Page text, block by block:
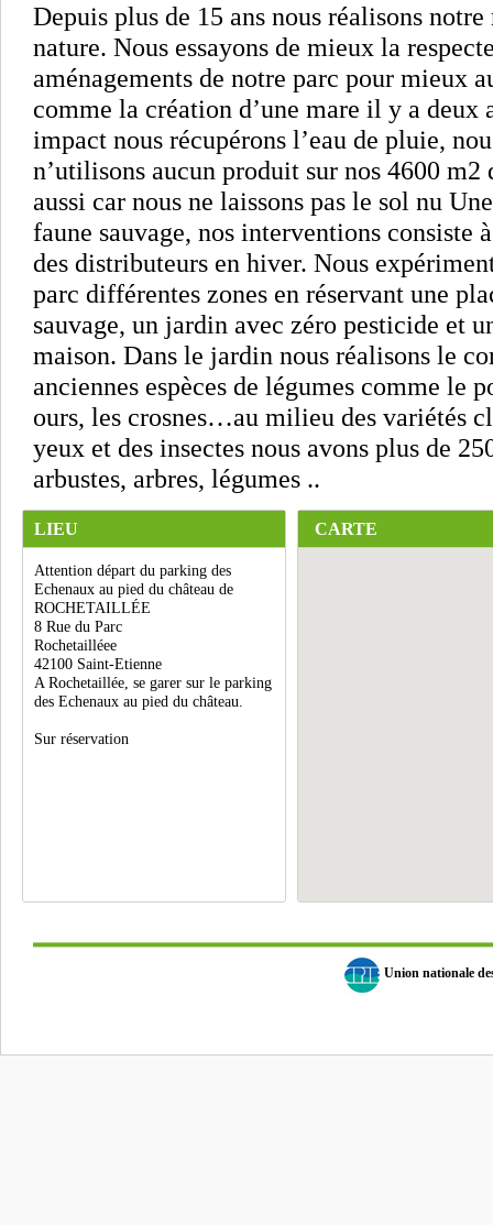
Depuis plus de 15 ans nous réalisons
nature. Nous essayons de mieux la
aménagements de notre parc pour mieux
comme la création d’une mare il y a deux
impact nous récupérons l’eau de pluie,
n’utilisons aucun produit sur nos 4600
aussi car nous ne laissons pas le sol nu
faune sauvage, nos interventions consiste
des distributeurs en hiver. Nous
parc différentes zones en réservant une
sauvage, un jardin avec zéro pesticide et
maison. Dans le jardin nous réalisons le
anciennes espèces de légumes comme le
ours, les crosnes…au milieu des variétés
yeux et des insectes nous avons plus de
arbustes, arbres, légumes ..
LIEU
Attention départ du parking des
Echenaux au pied du château de
ROCHETAILLÉE
8 Rue du Parc
Rochetailléee
42100 Saint-Etienne
A Rochetaillée, se garer sur le parking
des Echenaux au pied du château.
Sur réservation
CARTE
Union nationale